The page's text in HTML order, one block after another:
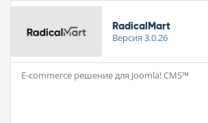
RadicalMart
Версия 3.0.26
E-commerce решение для Joomla! CMS™